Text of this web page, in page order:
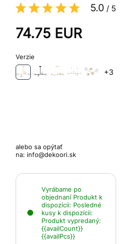
5.0 / 5
74.75 EUR
Verzie
+3
alebo sa opýtať
na: info@dekoori.sk
Vyrábame po
objednaní Produkt k
dispozícii: Posledné
kusy k dispozícii:
Produkt vypredaný:
{{availCount}}
{{availPcs}}